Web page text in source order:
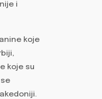
i
koje
koje su